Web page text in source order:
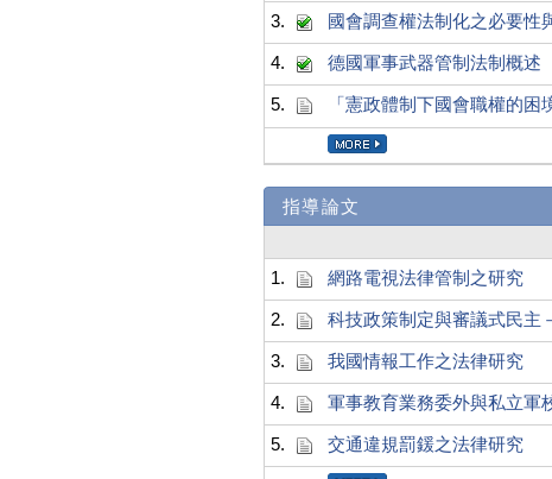
3. 國會調查權法制化之必要性
4. 德國軍事武器管制法制概述
5. 「憲政體制下國會職權的
指導論文
1.
網路電視法律管制之研究
2. 科技政策制定與審議式民主
3. 我國情報工作之法律研究
4. 軍事教育業務委外與私立軍
5. 交通違規罰鍰之法律研究